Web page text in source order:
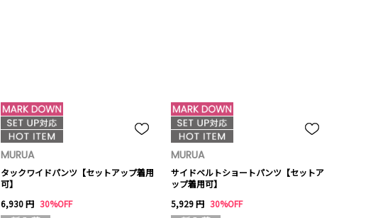
MURUA
タックワイドパンツ【セットアップ着用
可】
6,930 円 30%OFF
MURUA
サイドベルトショートパンツ【セットア
ップ着用可】
5,929 円 30%OFF